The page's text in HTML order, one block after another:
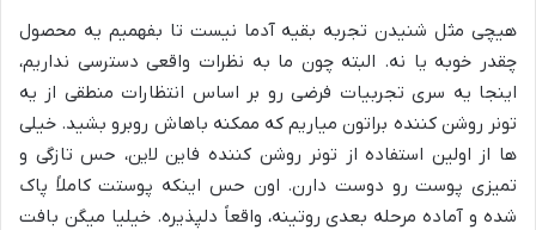
هیچی مثل شنیدن تجربه بقیه آدما نیست تا بفهمیم یه محصول
چقدر خوبه یا نه. البته چون ما به نظرات واقعی دسترسی نداریم،
اینجا یه سری تجربیات فرضی رو بر اساس انتظارات منطقی از یه
تونر روشن کننده براتون میاریم که ممکنه باهاش روبرو بشید. خیلی
ها از اولین استفاده از تونر روشن کننده فاین لاین، حس تازگی و
تمیزی پوست رو دوست دارن. اون حس اینکه پوستت کاملاً پاک
شده و آماده مرحله بعدی روتینه، واقعاً دلپذیره. خیلیا میگن بافت